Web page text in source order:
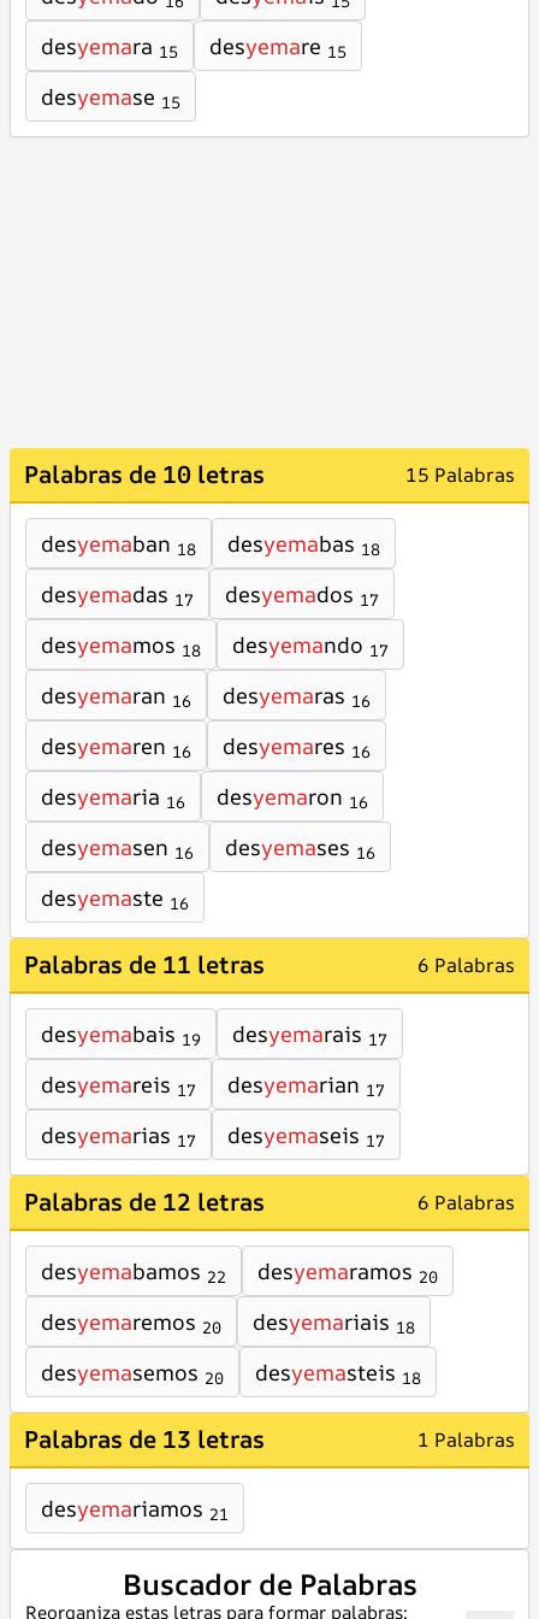
desyemara 15 desyemare 15
desyemase 15
Palabras de 10 letras 15 Palabras
desyemaban 18 desyemabas 18
desyemadas 17 desyemados 17
desyemamos 18 desyemando 17
desyemaran 16 desyemaras 16
desyemaren 16 desyemares 16
desyemaria 16 desyemaron 16
desyemasen 16 desyemases 16
desyemaste 16
Palabras de 11 letras 6 Palabras
desyemabais 19 desyemarais 17
desyemareis 17 desyemarian 17
desyemarias 17 desyemaseis 17
Palabras de 12 letras 6 Palabras
desyemabamos 22 desyemaramos 20
desyemaremos 20 desyemariais 18
desyemasemos 20 desyemasteis 18
Palabras de 13 letras 1 Palabras
desyemariamos 21
Buscador de Palabras
Reorganiza estas letras para formar palabras: